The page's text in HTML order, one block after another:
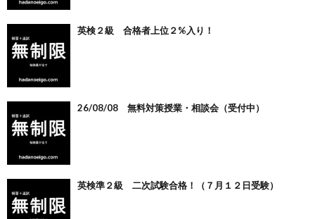
英検２級 合格者上位２%入り！
26/08/08 無料対策授業・相談会（受付中）
英検準２級 二次試験合格！（７月１２日受験）